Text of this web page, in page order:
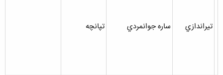
تيراندازي ساره جوانمردي تپانچه